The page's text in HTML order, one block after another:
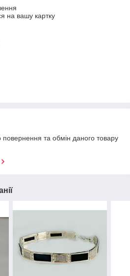
на вашу картку
та обмін даного товару